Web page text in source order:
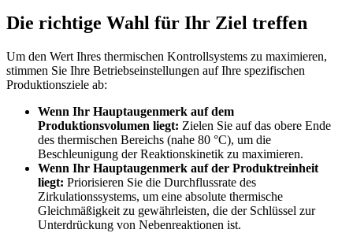
Die richtige Wahl für Ihr Ziel treffen
Um den Wert Ihres thermischen Kontrollsystems zu maximieren,
stimmen Sie Ihre Betriebseinstellungen auf Ihre spezifischen
Produktionsziele ab:
Wenn Ihr Hauptaugenmerk auf dem
Produktionsvolumen liegt: Zielen Sie auf das obere Ende
des thermischen Bereichs (nahe 80 °C), um die
Beschleunigung der Reaktionskinetik zu maximieren.
Wenn Ihr Hauptaugenmerk auf der Produktreinheit
liegt: Priorisieren Sie die Durchflussrate des
Zirkulationssystems, um eine absolute thermische
Gleichmäßigkeit zu gewährleisten, die der Schlüssel zur
Unterdrückung von Nebenreaktionen ist.